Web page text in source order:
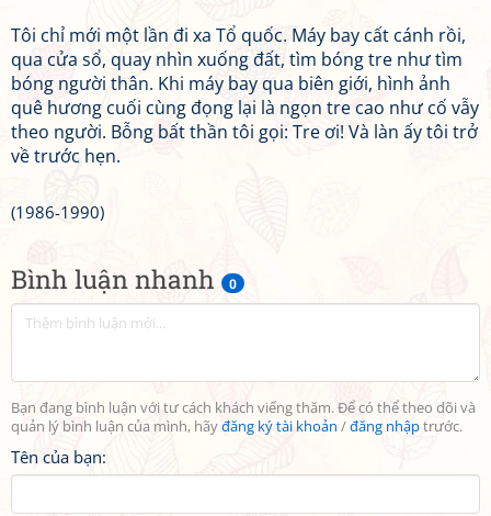
Bình luận nhanh 0
Bạn đang bình luận với tư cách khách viếng thăm. Để có thể theo dõi và
quản lý bình luận của mình, hãyđăng ký tài khoản /đăng nhậptrước.
Tên của bạn:
Tôi chỉ mới một lần đi xa Tổ quốc. Máy bay cất cánh rồi,
qua cửa sổ, quay nhìn xuống đất, tìm bóng tre như tìm
bóng người thân. Khi máy bay qua biên giới, hình ảnh
quê hương cuối cùng đọng lại là ngọn tre cao như cố vẫy
theo người. Bỗng bất thần tôi gọi: Tre ơi! Và làn ấy tôi trở
về trước hẹn.
(1986-1990)